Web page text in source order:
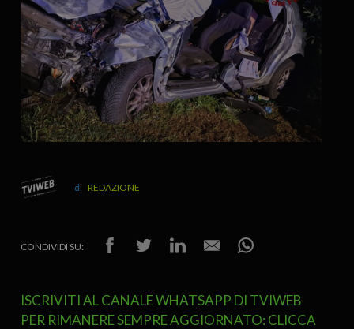
REDAZIONE
CONDIVIDI SU:
ISCRIVITI AL CANALE WHATSAPP DI TVIWEB
PER RIMANERE SEMPRE AGGIORNATO: CLICCA